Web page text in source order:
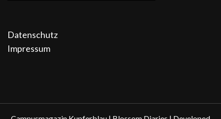
Datenschutz
Impressum